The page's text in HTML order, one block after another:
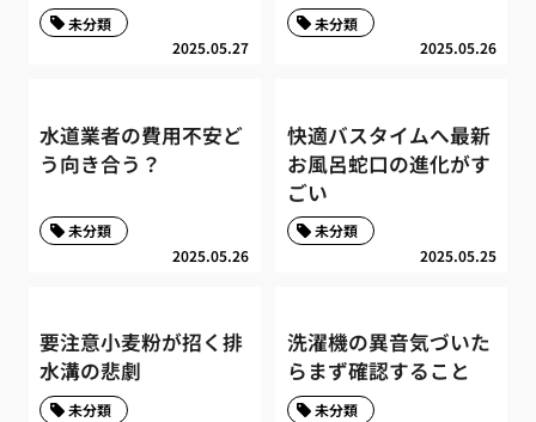
2025.05.27
未分類
2025.05.26
未分類
水道業者の費用不安ど
う向き合う？
2025.05.26
未分類
快適バスタイムへ最新
お風呂蛇口の進化がす
ごい
2025.05.25
未分類
要注意小麦粉が招く排
水溝の悲劇
未分類
洗濯機の異音気づいた
らまず確認すること
未分類